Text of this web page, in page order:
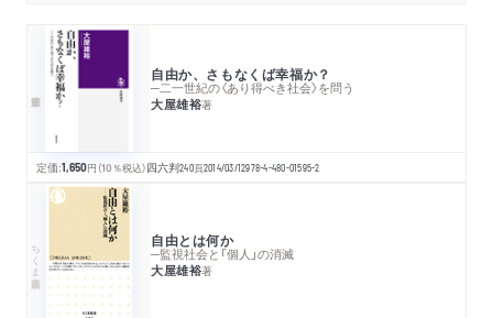
自由か、さもなくば幸福か？
─二一世紀の〈あり得べき社会〉を問う
大屋雄裕著
定価:1,650円 （10％税込）四六判240頁2014/03/12978-4-480-01595-2
ちくま新書 自由とは何か
─監視社会と「個人」の消滅
大屋雄裕著